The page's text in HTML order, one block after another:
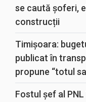
se caută șoferi,
construcții
Timișoara:
publicat în
propune “totul
Fostul șef al